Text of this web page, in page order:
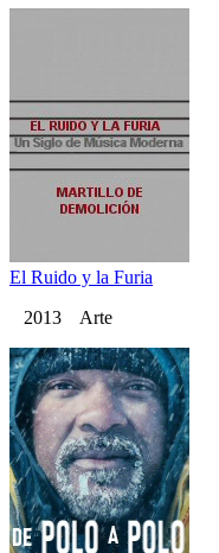
El Ruido y la Furia
2013 Arte